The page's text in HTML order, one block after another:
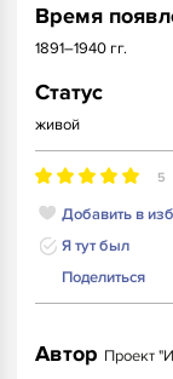
Время
1891–1940 гг.
Статус
живой
5
Добавить в
Я тут был
Поделиться
Автор Проект